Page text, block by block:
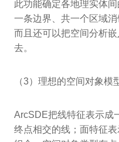
此功能确定各地理实体
一条边界、共一个区域消
而且还可以把空间分析
去。
（3）理想的空间对象模
ArcSDE把线特征表示成
终点相交的线；面特征